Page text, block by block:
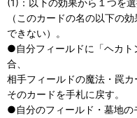
(1)：以下の効果から１つを
（このカードの名の以下の
できない）。
●自分フィールドに「ヘカト
合、
相手フィールドの魔法・罠カ
そのカードを手札に戻す。
●自分のフィールド・墓地の